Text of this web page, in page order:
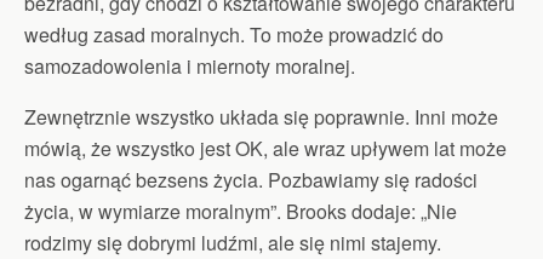
według zasad moralnych. To może prowadzić do
samozadowolenia i miernoty moralnej.
Zewnętrznie wszystko układa się poprawnie. Inni może
mówią, że wszystko jest OK, ale wraz upływem lat może
nas ogarnąć bezsens życia. Pozbawiamy się radości
życia, w wymiarze moralnym”. Brooks dodaje: „Nie
rodzimy się dobrymi ludźmi, ale się nimi stajemy.